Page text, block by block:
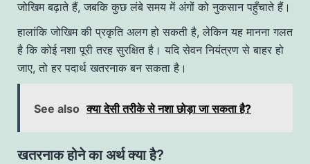
जोखिम बढ़ाते हैं, जबकि कुछ लंबे समय में अंगों को नुकसान पहुँचाते हैं।
हालांकि जोखिम की प्रकृति अलग हो सकती है, लेकिन यह मानना गलत
है कि कोई नशा पूरी तरह सुरक्षित है। यदि सेवन नियंत्रण से बाहर हो
जाए, तो हर पदार्थ खतरनाक बन सकता है।
See also क्या देसी तरीके से नशा छोड़ा जा सकता है?
खतरनाक होने का अर्थ क्या है?